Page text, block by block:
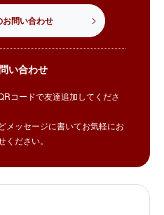
お問い合わせ
い合わせ
コードで友達追加してくださ
メッセージに書いてお気軽にお
ください。